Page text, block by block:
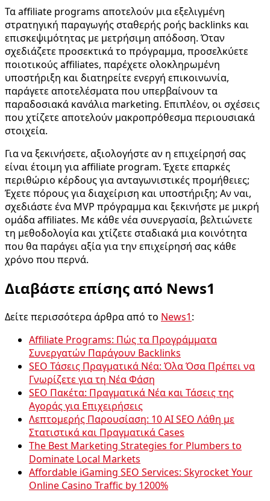
Τα affiliate programs αποτελούν μια εξελιγμένη
στρατηγική παραγωγής σταθερής ροής backlinks και
επισκεψιμότητας με μετρήσιμη απόδοση. Όταν
σχεδιάζετε προσεκτικά το πρόγραμμα, προσελκύετε
ποιοτικούς affiliates, παρέχετε ολοκληρωμένη
υποστήριξη και διατηρείτε ενεργή επικοινωνία,
παράγετε αποτελέσματα που υπερβαίνουν τα
παραδοσιακά κανάλια marketing. Επιπλέον, οι σχέσεις
που χτίζετε αποτελούν μακροπρόθεσμα περιουσιακά
στοιχεία.
Για να ξεκινήσετε, αξιολογήστε αν η επιχείρησή σας
είναι έτοιμη για affiliate program. Έχετε επαρκές
περιθώριο κέρδους για ανταγωνιστικές προμήθειες;
Έχετε πόρους για διαχείριση και υποστήριξη; Αν ναι,
σχεδιάστε ένα MVP πρόγραμμα και ξεκινήστε με μικρή
ομάδα affiliates. Με κάθε νέα συνεργασία, βελτιώνετε
τη μεθοδολογία και χτίζετε σταδιακά μια κοινότητα
που θα παράγει αξία για την επιχείρησή σας κάθε
χρόνο που περνά.
Διαβάστε επίσης από News1
Δείτε περισσότερα άρθρα από το News1:
Affiliate Programs: Πώς τα Προγράμματα
Συνεργατών Παράγουν Backlinks
SEO Τάσεις Πραγματικά Νέα: Όλα Όσα Πρέπει να
Γνωρίζετε για τη Νέα Φάση
SEO Πακέτα: Πραγματικά Νέα και Τάσεις της
Αγοράς για Επιχειρήσεις
Λεπτομερής Παρουσίαση: 10 AI SEO Λάθη με
Στατιστικά και Πραγματικά Cases
The Best Marketing Strategies for Plumbers to
Dominate Local Markets
Affordable iGaming SEO Services: Skyrocket Your
Online Casino Traffic by 1200%